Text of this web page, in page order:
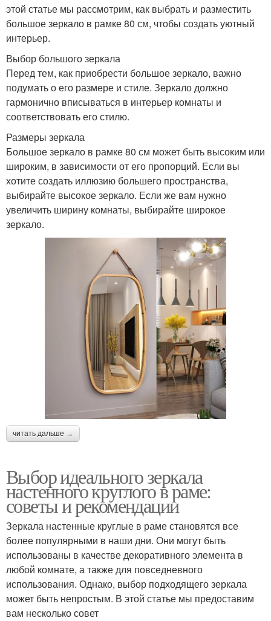
этой статье мы рассмотрим, как выбрать и разместить
большое зеркало в рамке 80 см, чтобы создать уютный
интерьер.
Выбор большого зеркала
Перед тем, как приобрести большое зеркало, важно
подумать о его размере и стиле. Зеркало должно
гармонично вписываться в интерьер комнаты и
соответствовать его стилю.
Размеры зеркала
Большое зеркало в рамке 80 см может быть высоким или
широким, в зависимости от его пропорций. Если вы
хотите создать иллюзию большего пространства,
выбирайте высокое зеркало. Если же вам нужно
увеличить ширину комнаты, выбирайте широкое
зеркало.
читать дальше →
Выбор идеального зеркала
настенного круглого в раме:
советы и рекомендации
Зеркала настенные круглые в раме становятся все
более популярными в наши дни. Они могут быть
использованы в качестве декоративного элемента в
любой комнате, а также для повседневного
использования. Однако, выбор подходящего зеркала
может быть непростым. В этой статье мы предоставим
вам несколько совет